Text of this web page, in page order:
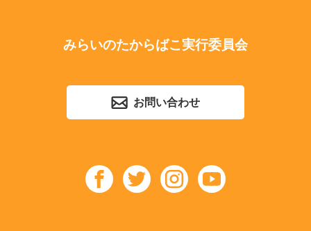
みらいのたからばこ実行委員会
お問い合わせ